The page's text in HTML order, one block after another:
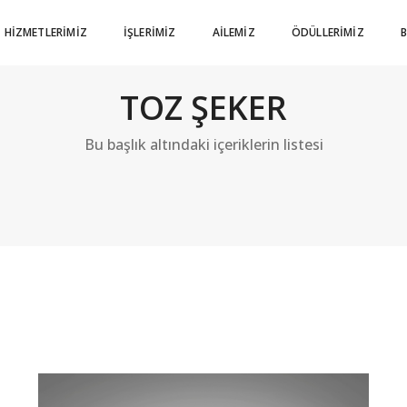
HIZMETLERIMIZ İŞLERIMIZ AILEMIZ ÖDÜLLERIMIZ
TOZ ŞEKER
Bu başlık altındaki içeriklerin listesi